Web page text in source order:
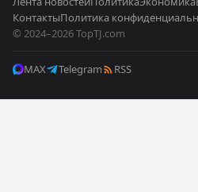
КонтактыПолитика
© 2024–2026 TopTJ.com
MAX Telegram RSS